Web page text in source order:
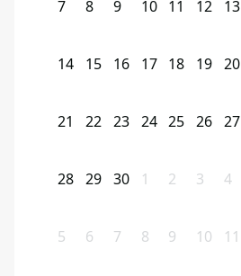
7 8 9 10 11 12 13
14 15 16 17 18 19 20
21 22 23 24 25 26 27
28 29 30 1 2 3 4
5 6 7 8 9 10 11